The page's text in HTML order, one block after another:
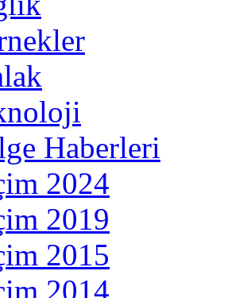
Haberleri
2024
2019
2015
2014